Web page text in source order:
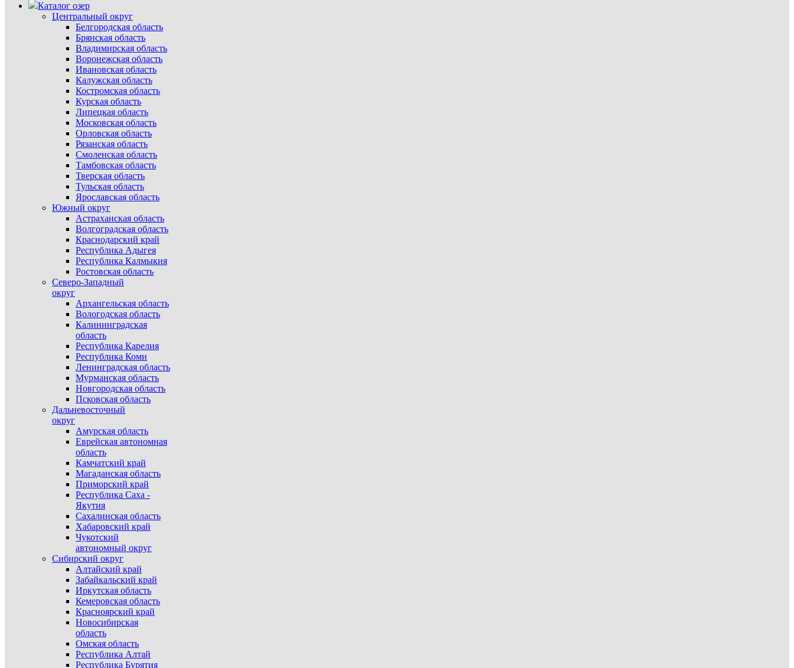
Каталог озер
Центральный округ
Белгородская область
Брянская область
Владимирская область
Воронежская область
Ивановская область
Калужская область
Костромская область
Курская область
Липецкая область
Московская область
Орловская область
Рязанская область
Смоленская область
Тамбовская область
Тверская область
Тульская область
Ярославская область
Южный округ
Астраханская область
Волгоградская область
Краснодарский край
Республика Адыгея
Республика Калмыкия
Ростовская область
Северо-Западный
округ
Архангельская область
Вологодская область
Калининградская
область
Республика Карелия
Республика Коми
Ленинградская область
Мурманская область
Новгородская область
Псковская область
Дальневосточный
округ
Амурская область
Еврейская автономная
область
Камчатский край
Магаданская область
Приморский край
Республика Саха -
Якутия
Сахалинская область
Хабаровский край
Чукотский
автономный округ
Сибирский округ
Алтайский край
Забайкальский край
Иркутская область
Кемеровская область
Красноярский край
Новосибирская
область
Омская область
Республика Алтай
Республика Бурятия